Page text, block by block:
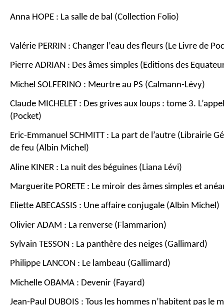
Anna HOPE : La salle de bal (Collection Folio)
Valérie PERRIN : Changer l’eau des fleurs (Le Livre de
Pierre ADRIAN : Des âmes simples (Editions des
Michel SOLFERINO : Meurtre au PS (Calmann-Lévy)
Claude MICHELET : Des grives aux loups : tome 3.
(Pocket)
Eric-Emmanuel SCHMITT : La part de l’autre (Librairie
de feu (Albin Michel)
Aline KINER : La nuit des béguines (Liana Lévi)
Marguerite PORETE : Le miroir des âmes simples et
Eliette ABECASSIS : Une affaire conjugale (Albin Michel)
Olivier ADAM : La renverse (Flammarion)
Sylvain TESSON : La panthère des neiges (Gallimard)
Philippe LANCON : Le lambeau (Gallimard)
Michelle OBAMA : Devenir (Fayard)
Jean-Paul DUBOIS : Tous les hommes n’habitent pas le